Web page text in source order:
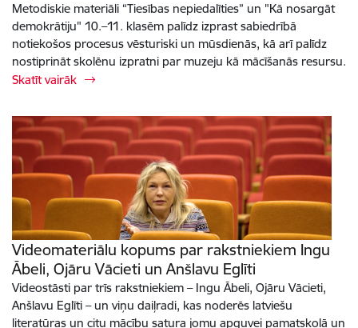
Metodiskie materiāli “Tiesības nepiedalīties” un "Kā nosargāt
demokrātiju" 10.–11. klasēm palīdz izprast sabiedrībā
notiekošos procesus vēsturiski un mūsdienās, kā arī palīdz
nostiprināt skolēnu izpratni par muzeju kā mācīšanās resursu.
Skatīt vairāk
Videomateriālu kopums par rakstniekiem Ingu
Ābeli, Ojāru Vācieti un Anšlavu Eglīti
Videostāsti par trīs rakstniekiem – Ingu Ābeli, Ojāru Vācieti,
Anšlavu Eglīti – un viņu daiļradi, kas noderēs latviešu
literatūras un citu mācību satura jomu apguvei pamatskolā un